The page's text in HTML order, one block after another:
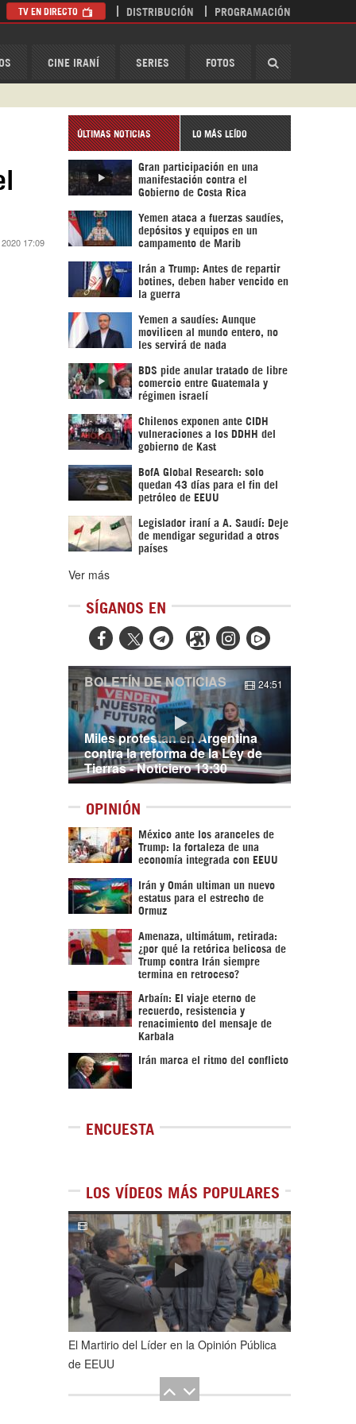
CINE IRANÍ SERIES FOTOS
TV EN DIRECTO DISTRIBUCIÓN PROGRAMACIÓN
17:09
ÚLTIMAS NOTICIAS LO MÁS LEÍDO
Gran participación en una
manifestación contra el
Gobierno de Costa Rica
Yemen ataca a fuerzas saudíes,
depósitos y equipos en un
campamento de Marib
Irán a Trump: Antes de repartir
botines, deben haber vencido en
la guerra
Yemen a saudíes: Aunque
movilicen al mundo entero, no
les servirá de nada
BDS pide anular tratado de libre
comercio entre Guatemala y
régimen israelí
Chilenos exponen ante CIDH
vulneraciones a los DDHH del
gobierno de Kast
BofA Global Research: solo
quedan 43 días para el fin del
petróleo de EEUU
Legislador iraní a A. Saudí: Deje
de mendigar seguridad a otros
países
Ver más
SÍGANOS EN
  
Miles protestan en Argentina
contra la reforma de la Ley de
Tierras - Noticiero 13:30
BOLETÍN DE NOTICIAS 24:51
OPINIÓN
México ante los aranceles de
Trump: la fortaleza de una
economía integrada con EEUU
Irán y Omán ultiman un nuevo
estatus para el estrecho de
Ormuz
Amenaza, ultimátum, retirada:
¿por qué la retórica belicosa de
Trump contra Irán siempre
termina en retroceso?
Arbaín: El viaje eterno de
recuerdo, resistencia y
renacimiento del mensaje de
Karbala
Irán marca el ritmo del conflicto
ENCUESTA
LOS VÍDEOS MÁS POPULARES
1de5
El Martirio del Líder en la Opinión Pública
de EEUU